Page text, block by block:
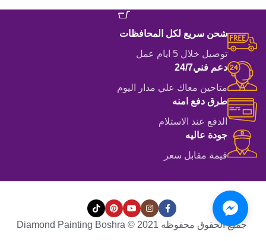
شحن سريع لكل المحافظات
توصيل خلال 5 ايام عمل
دعم فني24/7
متاحين معاك علي مدار اليوم
طرق دفع امنه
الدفع عند الاستلام
جودة عاليه
قيمة مقابل سعر
جميع الحقوق محفوظه Diamond Painting Boshra © 2021